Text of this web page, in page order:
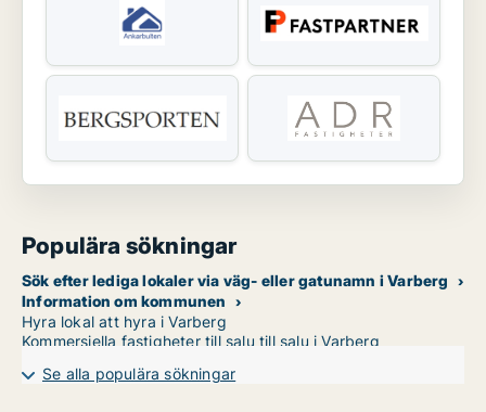
Populära sökningar
Sök efter lediga lokaler via väg- eller gatunamn i Varberg
Information om kommunen
Hyra lokal att hyra i Varberg
Kommersiella fastigheter till salu till salu i Varberg
Se alla populära sökningar